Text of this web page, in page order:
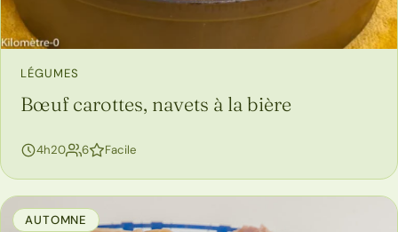
LÉGUMES
Bœuf carottes, navets à la bière
4h20 6personnes
Facile
AUTOMNE